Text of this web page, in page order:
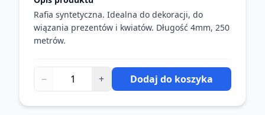
Rafia syntetyczna. Idealna do dekoracji, do
wiązania prezentów i kwiatów. Długość 4mm, 250
metrów.
− + Dodaj do koszyka